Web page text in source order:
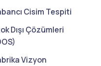
Cisim Tespiti
Dışı Çözümleri
Vizyon